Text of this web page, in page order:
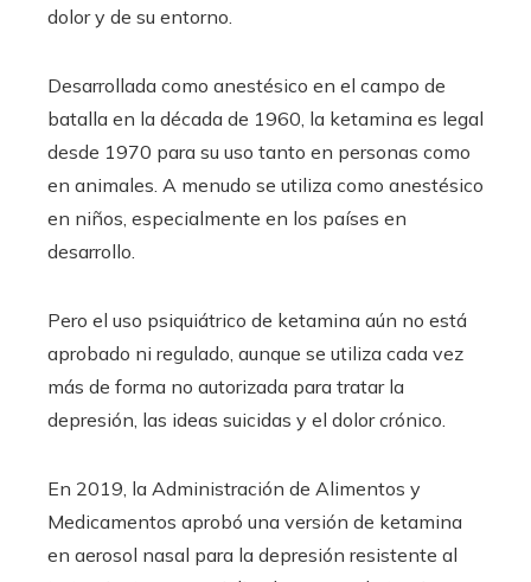
dolor y de su entorno.
Desarrollada como anestésico en el campo de
batalla en la década de 1960, la ketamina es legal
desde 1970 para su uso tanto en personas como
en animales. A menudo se utiliza como anestésico
en niños, especialmente en los países en
desarrollo.
Pero el uso psiquiátrico de ketamina aún no está
aprobado ni regulado, aunque se utiliza cada vez
más de forma no autorizada para tratar la
depresión, las ideas suicidas y el dolor crónico.
En 2019, la Administración de Alimentos y
Medicamentos aprobó una versión de ketamina
en aerosol nasal para la depresión resistente al